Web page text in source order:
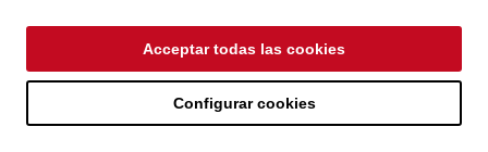
Un desafío técnico: el sonido en el Palau
El Sant Jordi se caracteriza por su gran volumen interior y un nivel de
cobertura homogéneay uncontrol total del low-
Configurar cookies
Acceptar todas las cookies